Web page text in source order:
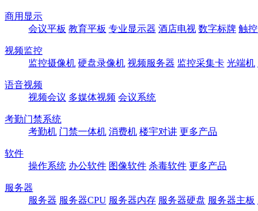
商用显示
会议平板 教育平板 专业显示器 酒店电视 数字标牌 触
视频监控
监控摄像机 硬盘录像机 视频服务器 监控采集卡 光端机
语音视频
视频会议 多媒体视频 会议系统
考勤门禁系统
考勤机 门禁一体机 消费机 楼宇对讲 更多产品
软件
操作系统 办公软件 图像软件 杀毒软件 更多产品
服务器
服务器 服务器CPU 服务器内存 服务器硬盘 服务器主板